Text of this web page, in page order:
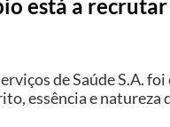
está a
de Saúde S.A.
essência e natureza